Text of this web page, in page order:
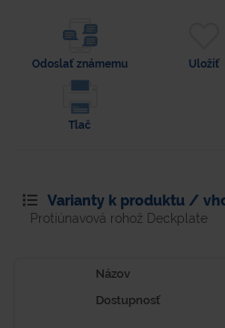
Odoslať známemu Uložiť
Tlač
Varianty k produktu /
Protiúnavová rohož Deckplate
Názov
Dostupnosť